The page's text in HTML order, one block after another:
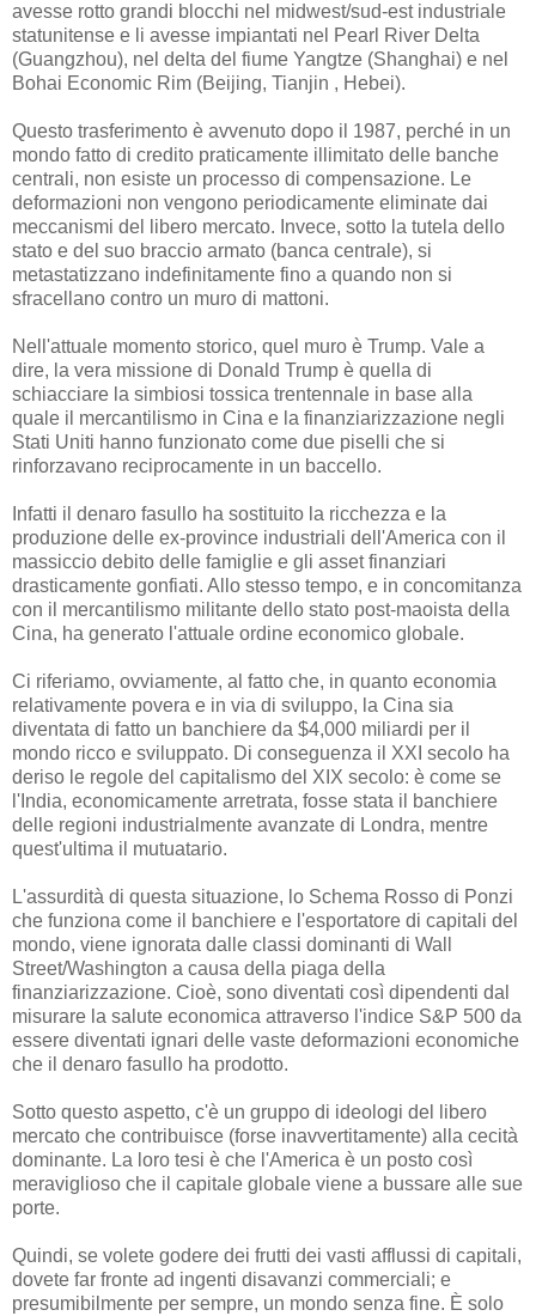
avesse rotto grandi blocchi nel midwest/sud-est industriale
statunitense e li avesse impiantati nel Pearl River Delta
(Guangzhou), nel delta del fiume Yangtze (Shanghai) e nel
Bohai Economic Rim (Beijing, Tianjin , Hebei).
Questo trasferimento è avvenuto dopo il 1987, perché in un
mondo fatto di credito praticamente illimitato delle banche
centrali, non esiste un processo di compensazione. Le
deformazioni non vengono periodicamente eliminate dai
meccanismi del libero mercato. Invece, sotto la tutela dello
stato e del suo braccio armato (banca centrale), si
metastatizzano indefinitamente fino a quando non si
sfracellano contro un muro di mattoni.
Nell'attuale momento storico, quel muro è Trump. Vale a
dire, la vera missione di Donald Trump è quella di
schiacciare la simbiosi tossica trentennale in base alla
quale il mercantilismo in Cina e la finanziarizzazione negli
Stati Uniti hanno funzionato come due piselli che si
rinforzavano reciprocamente in un baccello.
Infatti il denaro fasullo ha sostituito la ricchezza e la
produzione delle ex-province industriali dell'America con il
massiccio debito delle famiglie e gli asset finanziari
drasticamente gonfiati. Allo stesso tempo, e in concomitanza
con il mercantilismo militante dello stato post-maoista della
Cina, ha generato l'attuale ordine economico globale.
Ci riferiamo, ovviamente, al fatto che, in quanto economia
relativamente povera e in via di sviluppo, la Cina sia
diventata di fatto un banchiere da $4,000 miliardi per il
mondo ricco e sviluppato. Di conseguenza il XXI secolo ha
deriso le regole del capitalismo del XIX secolo: è come se
l'India, economicamente arretrata, fosse stata il banchiere
delle regioni industrialmente avanzate di Londra, mentre
quest'ultima il mutuatario.
L'assurdità di questa situazione, lo Schema Rosso di Ponzi
che funziona come il banchiere e l'esportatore di capitali del
mondo, viene ignorata dalle classi dominanti di Wall
Street/Washington a causa della piaga della
finanziarizzazione. Cioè, sono diventati così dipendenti dal
misurare la salute economica attraverso l'indice S&P 500 da
essere diventati ignari delle vaste deformazioni economiche
che il denaro fasullo ha prodotto.
Sotto questo aspetto, c'è un gruppo di ideologi del libero
mercato che contribuisce (forse inavvertitamente) alla cecità
dominante. La loro tesi è che l'America è un posto così
meraviglioso che il capitale globale viene a bussare alle sue
porte.
Quindi, se volete godere dei frutti dei vasti afflussi di capitali,
dovete far fronte ad ingenti disavanzi commerciali; e
presumibilmente per sempre, un mondo senza fine. È solo